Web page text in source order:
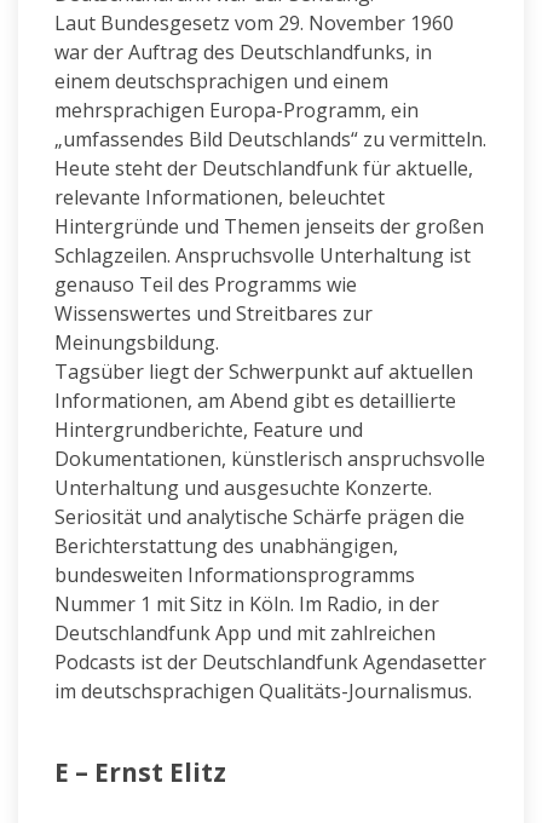
Laut Bundesgesetz vom 29. November 1960
war der Auftrag des Deutschlandfunks, in
einem deutschsprachigen und einem
mehrsprachigen Europa-Programm, ein
„umfassendes Bild Deutschlands“ zu vermitteln.
Heute steht der Deutschlandfunk für aktuelle,
relevante Informationen, beleuchtet
Hintergründe und Themen jenseits der großen
Schlagzeilen. Anspruchsvolle Unterhaltung ist
genauso Teil des Programms wie
Wissenswertes und Streitbares zur
Meinungsbildung.
Tagsüber liegt der Schwerpunkt auf aktuellen
Informationen, am Abend gibt es detaillierte
Hintergrundberichte, Feature und
Dokumentationen, künstlerisch anspruchsvolle
Unterhaltung und ausgesuchte Konzerte.
Seriosität und analytische Schärfe prägen die
Berichterstattung des unabhängigen,
bundesweiten Informationsprogramms
Nummer 1 mit Sitz in Köln. Im Radio, in der
Deutschlandfunk App und mit zahlreichen
Podcasts ist der Deutschlandfunk Agendasetter
im deutschsprachigen Qualitäts-Journalismus.
E – Ernst Elitz